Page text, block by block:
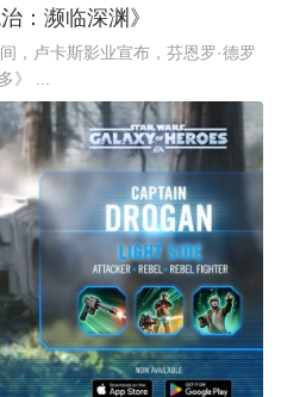
：濒临深渊》
，卢卡斯影业宣布，芬恩罗·德罗
》 ...